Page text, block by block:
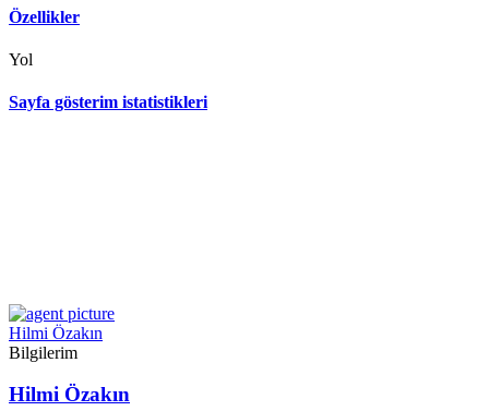
Özellikler
Yol
Sayfa gösterim istatistikleri
Hilmi Özakın
Bilgilerim
Hilmi Özakın